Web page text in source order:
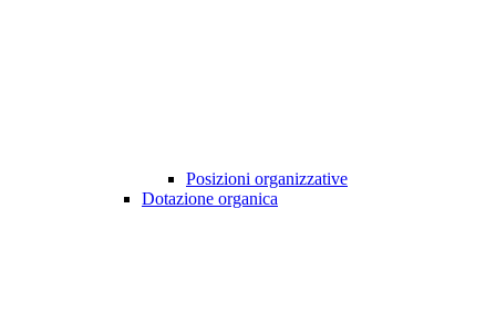
Posizioni organizzative
Dotazione organica